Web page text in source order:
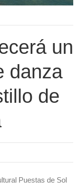
un
danza
de
Puestas de Sol